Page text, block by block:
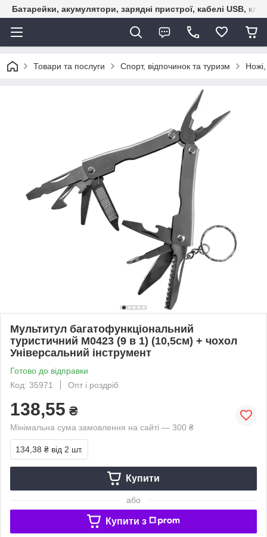
Батарейки, акумулятори, зарядні пристрої, кабелі USB,
Товари та послуги Спорт, відпочинок та туризм
Мультитул багатофункціональний
туристичний М0423 (9 в 1) (10,5см) + чохол
Універсальний інструмент
Готово до відправки
Код: 35971
Опт і роздріб
138,55 ₴
Мінімальна сума замовлення на сайті — 300 ₴
134,38 ₴ від 2 шт.
Купити
або
Купити з